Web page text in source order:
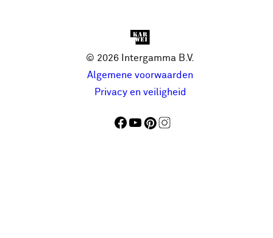
© 2026 Intergamma B.V.
Algemene voorwaarden
Privacy en veiligheid